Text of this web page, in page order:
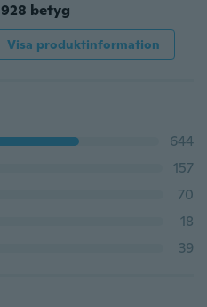
928 betyg
Visa produktinformation
644
157
70
18
39